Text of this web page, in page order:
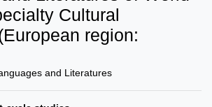
Cultural
region:
and Literatures